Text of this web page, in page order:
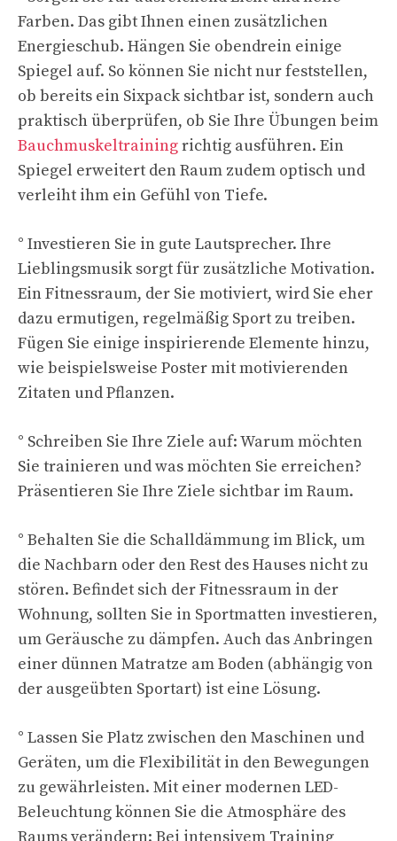
Farben. Das gibt Ihnen einen zusätzlichen
Energieschub. Hängen Sie obendrein einige
Spiegel auf. So können Sie nicht nur feststellen,
ob bereits ein Sixpack sichtbar ist, sondern auch
praktisch überprüfen, ob Sie Ihre Übungen beim
Bauchmuskeltrainingrichtig ausführen. Ein
Spiegel erweitert den Raum zudem optisch und
verleiht ihm ein Gefühl von Tiefe.
° Investieren Sie in gute Lautsprecher. Ihre
Lieblingsmusik sorgt für zusätzliche Motivation.
Ein Fitnessraum, der Sie motiviert, wird Sie eher
dazu ermutigen, regelmäßig Sport zu treiben.
Fügen Sie einige inspirierende Elemente hinzu,
wie beispielsweise Poster mit motivierenden
Zitaten und Pflanzen.
° Schreiben Sie Ihre Ziele auf: Warum möchten
Sie trainieren und was möchten Sie erreichen?
Präsentieren Sie Ihre Ziele sichtbar im Raum.
° Behalten Sie die Schalldämmung im Blick, um
die Nachbarn oder den Rest des Hauses nicht zu
stören. Befindet sich der Fitnessraum in der
Wohnung, sollten Sie in Sportmatten investieren,
um Geräusche zu dämpfen. Auch das Anbringen
einer dünnen Matratze am Boden (abhängig von
der ausgeübten Sportart) ist eine Lösung.
° Lassen Sie Platz zwischen den Maschinen und
Geräten, um die Flexibilität in den Bewegungen
zu gewährleisten. Mit einer modernen LED-
Beleuchtung können Sie die Atmosphäre des